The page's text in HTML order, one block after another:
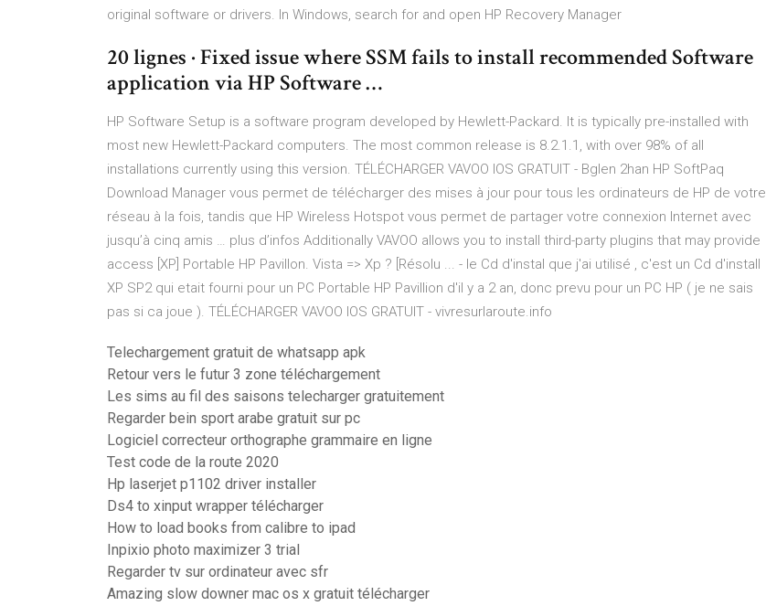
original software or drivers. In Windows, search for and open HP Recovery Manager
20 lignes · Fixed issue where SSM fails to install recommended Software
application via HP Software …
HP Software Setup is a software program developed by Hewlett-Packard. It is typically pre-installed with
most new Hewlett-Packard computers. The most common release is 8.2.1.1, with over 98% of all
installations currently using this version. TÉLÉCHARGER VAVOO IOS GRATUIT - Bglen 2han HP SoftPaq
Download Manager vous permet de télécharger des mises à jour pour tous les ordinateurs de HP de votre
réseau à la fois, tandis que HP Wireless Hotspot vous permet de partager votre connexion Internet avec
jusqu’à cinq amis … plus d’infos Additionally VAVOO allows you to install third-party plugins that may provide
access [XP] Portable HP Pavillon. Vista => Xp ? [Résolu ... - le Cd d'instal que j'ai utilisé , c'est un Cd d'install
XP SP2 qui etait fourni pour un PC Portable HP Pavillion d'il y a 2 an, donc prevu pour un PC HP ( je ne sais
pas si ca joue ). TÉLÉCHARGER VAVOO IOS GRATUIT - vivresurlaroute.info
Telechargement gratuit de whatsapp apk
Retour vers le futur 3 zone téléchargement
Les sims au fil des saisons telecharger gratuitement
Regarder bein sport arabe gratuit sur pc
Logiciel correcteur orthographe grammaire en ligne
Test code de la route 2020
Hp laserjet p1102 driver installer
Ds4 to xinput wrapper télécharger
How to load books from calibre to ipad
Inpixio photo maximizer 3 trial
Regarder tv sur ordinateur avec sfr
Amazing slow downer mac os x gratuit télécharger